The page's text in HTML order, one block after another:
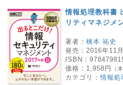
情報処理教科書
リティマネジメ
著者： 橋本 祐史
発売： 2016年11
ISBN：
価格： 1,958円 （
カテゴリ：情報処